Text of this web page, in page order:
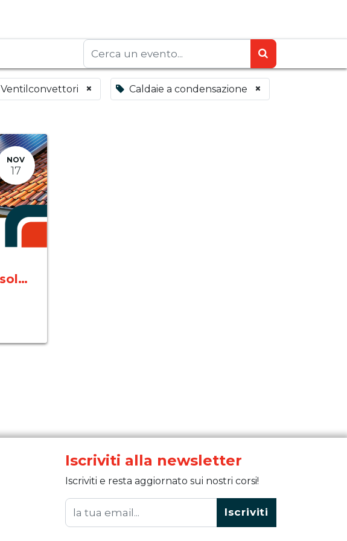
Ventilconvettori × Caldaie a condensazione ×
NOV
17
Sistemi ACS con PDC e solare
Iscriviti alla newsletter
Iscriviti e resta aggiornato sui nostri corsi!
Iscriviti